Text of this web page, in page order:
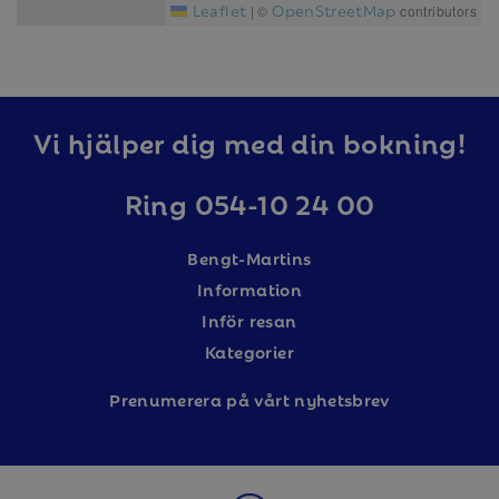
Leaflet | © OpenStreetMap contributors
Vi hjälper dig med din bokning!
Ring 054-10 24 00
Bengt-Martins
Information
Inför resan
Kategorier
Prenumerera på vårt nyhetsbrev